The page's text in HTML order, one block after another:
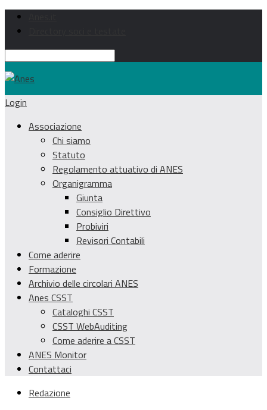
Login
Associazione
Chi siamo
Statuto
Regolamento attuativo di ANES
Organigramma
Giunta
Consiglio Direttivo
Probiviri
Revisori Contabili
Come aderire
Formazione
Archivio delle circolari ANES
Anes CSST
Cataloghi CSST
CSST WebAuditing
Come aderire a CSST
ANES Monitor
Contattaci
Redazione